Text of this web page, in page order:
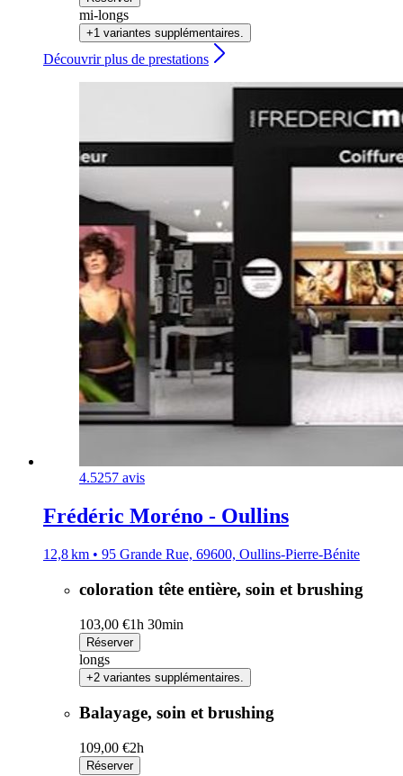
mi-longs
+1 variantes supplémentaires.
Découvrir plus de prestations
4.5257 avis
Frédéric Moréno - Oullins
12,8 km • 95 Grande Rue, 69600, Oullins-Pierre-Bénite
coloration tête entière, soin et brushing
103,00 €1h 30min
Réserver
longs
+2 variantes supplémentaires.
Balayage, soin et brushing
109,00 €2h
Réserver